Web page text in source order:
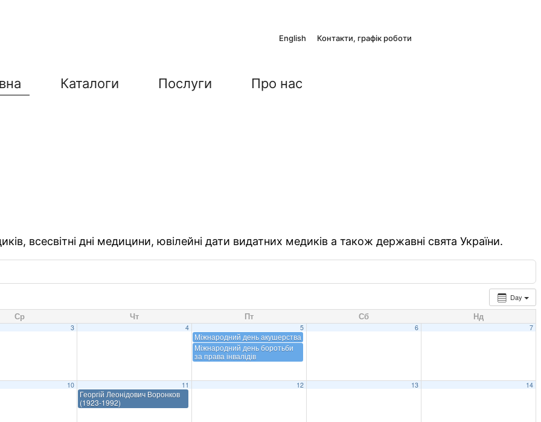
English Контакти, графік роботи
Каталоги Послуги Про нас
всесвітні дні медицини, ювілейні дати видатних медиків а також державні свята України.
Day
Ср Чт Пт Сб Нд
3 4 5
Міжнародний день акушерства
Міжнародний день боротьби
за права інвалідів
6 7
10 11
Георгій Леонідович Воронков
(1923-1992)
12 13 14